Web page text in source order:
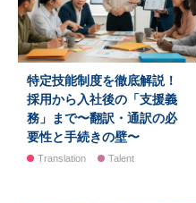
特定技能制度を徹底解説！
採用から入社後の「支援義
務」まで〜翻訳・通訳の必
要性と手続きの壁〜
Translation Talent